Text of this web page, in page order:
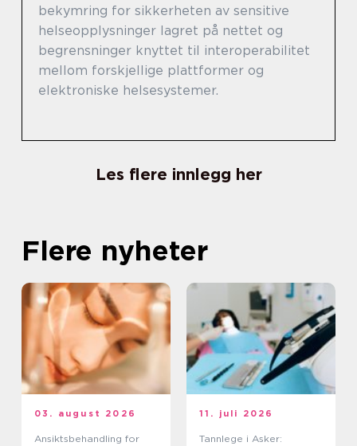
bekymring for sikkerheten av sensitive
helseopplysninger lagret på nettet og
begrensninger knyttet til interoperabilitet
mellom forskjellige plattformer og
elektroniske helsesystemer.
Les flere innlegg her
Flere nyheter
03. august 2026
Ansiktsbehandling for
11. juli 2026
Tannlege i Asker: